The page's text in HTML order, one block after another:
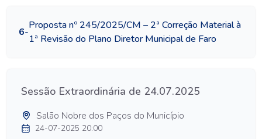
6-
Proposta nº 245/2025/CM – 2ª Correção Material à
1ª Revisão do Plano Diretor Municipal de Faro
Sessão Extraordinária de 24.07.2025
Salão Nobre dos Paços do Município
24-07-2025 20:00